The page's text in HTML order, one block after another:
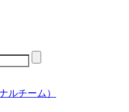
ルチーム）